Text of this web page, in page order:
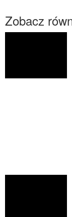
Imprezy
Hobby
Zajęcia
Adwokaci,
Sprzątanie,
Inne Usługi
Zobacz